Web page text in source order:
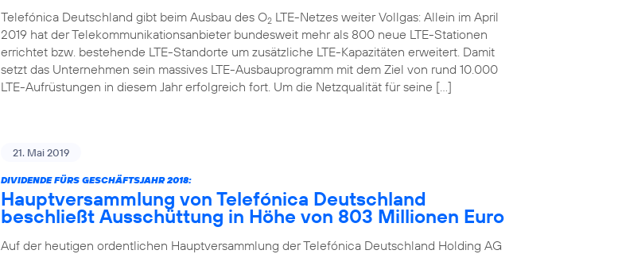
Telefónica Deutschland gibt beim Ausbau des O2 LTE-Netzes weiter Vollgas: Allein im April
2019 hat der Telekommunikationsanbieter bundesweit mehr als 800 neue LTE-Stationen
errichtet bzw. bestehende LTE-Standorte um zusätzliche LTE-Kapazitäten erweitert. Damit
setzt das Unternehmen sein massives LTE-Ausbauprogramm mit dem Ziel von rund 10.000
LTE-Aufrüstungen in diesem Jahr erfolgreich fort. Um die Netzqualität für seine […]
21. Mai 2019
DIVIDENDE FÜRS GESCHÄFTSJAHR 2018:
Hauptversammlung von Telefónica Deutschland
beschließt Ausschüttung in Höhe von 803 Millionen Euro
Auf der heutigen ordentlichen Hauptversammlung der Telefónica Deutschland Holding AG